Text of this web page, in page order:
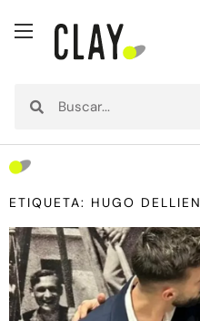
ETIQUETA: HUGO DELLIEN